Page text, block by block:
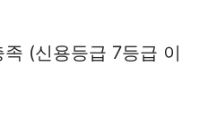
(신용등급 7등급 이